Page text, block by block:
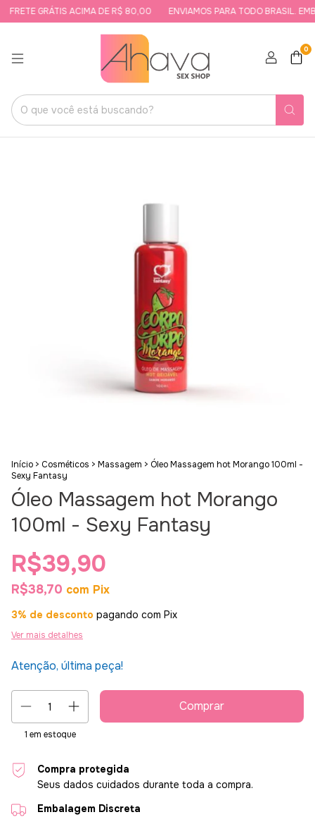
FRETE GRÁTIS ACIMA DE R$ 80,00 ENVIAMOS PARA TODO BRASIL.
0
Início > Cosméticos > Massagem > Óleo Massagem hot Morango 100ml -
Sexy Fantasy
Óleo Massagem hot Morango
100ml - Sexy Fantasy
R$39,90
R$38,70 com Pix
3% de desconto pagando com Pix
Ver mais detalhes
Atenção, última peça!
1 em estoque
Compra protegida
Seus dados cuidados durante toda a compra.
Embalagem Discreta